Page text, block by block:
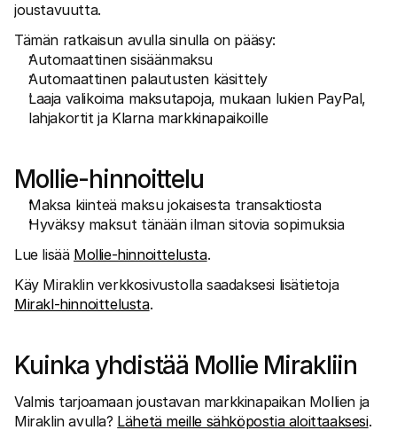
joustavuutta.
Tämän ratkaisun avulla sinulla on pääsy:
Automaattinen sisäänmaksu
Automaattinen palautusten käsittely
Laaja valikoima maksutapoja, mukaan lukien PayPal,
lahjakortit ja Klarna markkinapaikoille
Mollie-hinnoittelu
Maksa kiinteä maksu jokaisesta transaktiosta
Hyväksy maksut tänään ilman sitovia sopimuksia
Lue lisää Mollie-hinnoittelusta.
Käy Miraklin verkkosivustolla saadaksesi lisätietoja
Mirakl-hinnoittelusta.
Kuinka yhdistää Mollie Mirakliin
Valmis tarjoamaan joustavan markkinapaikan Mollien ja
Miraklin avulla? Lähetä meille sähköpostia aloittaaksesi.